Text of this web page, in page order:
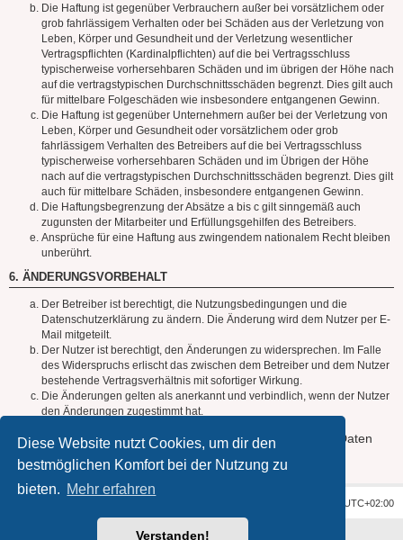
Diese Website nutzt Cookies, um dir den
bestmöglichen Komfort bei der Nutzung zu
bieten. Mehr erfahren
Verstanden!
Die Haftung ist gegenüber Verbrauchern außer bei vorsätzlichem oder
grob fahrlässigem Verhalten oder bei Schäden aus der Verletzung von
Leben, Körper und Gesundheit und der Verletzung wesentlicher
Vertragspflichten (Kardinalpflichten) auf die bei Vertragsschluss
typischerweise vorhersehbaren Schäden und im übrigen der Höhe nach
auf die vertragstypischen Durchschnittsschäden begrenzt. Dies gilt auch
für mittelbare Folgeschäden wie insbesondere entgangenen Gewinn.
Die Haftung ist gegenüber Unternehmern außer bei der Verletzung von
Leben, Körper und Gesundheit oder vorsätzlichem oder grob
fahrlässigem Verhalten des Betreibers auf die bei Vertragsschluss
typischerweise vorhersehbaren Schäden und im Übrigen der Höhe
nach auf die vertragstypischen Durchschnittsschäden begrenzt. Dies gilt
auch für mittelbare Schäden, insbesondere entgangenen Gewinn.
Die Haftungsbegrenzung der Absätze a bis c gilt sinngemäß auch
zugunsten der Mitarbeiter und Erfüllungsgehilfen des Betreibers.
Ansprüche für eine Haftung aus zwingendem nationalem Recht bleiben
unberührt.
6. ÄNDERUNGSVORBEHALT
Der Betreiber ist berechtigt, die Nutzungsbedingungen und die
Datenschutzerklärung zu ändern. Die Änderung wird dem Nutzer per E-
Mail mitgeteilt.
Der Nutzer ist berechtigt, den Änderungen zu widersprechen. Im Falle
des Widerspruchs erlischt das zwischen dem Betreiber und dem Nutzer
bestehende Vertragsverhältnis mit sofortiger Wirkung.
Die Änderungen gelten als anerkannt und verbindlich, wenn der Nutzer
den Änderungen zugestimmt hat.
Informationen über den Umgang mit deinen persönlichen Daten
sind in der Datenschutzerklärung enthalten.
UTC+02:00
Powered byphpBB® Forum Software © phpBB Limited